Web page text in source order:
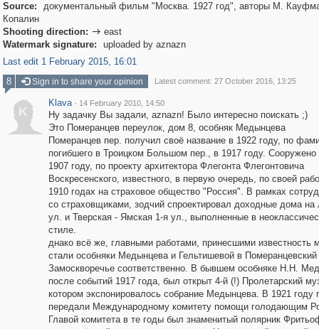
Source:
документальный фильм "Москва. 1927 год", авторы М.
Копалин
Shooting direction:  east
Watermark signature:
uploaded by aznazn
Last edit 1 February 2015, 16:01
8
Sign in to share your opinion Latest comment: 27 October 2016, 13:25
K
Klava · 14 February 2010, 14:50
Ну задачку Вы задали, aznazn! Было интересно поискать ;)
Это Померанцев переулок, дом 8, особняк Медынцева
Померанцев пер. получил своё название в 1922 году, по
погибшего в Троицком Большом пер., в 1917 году. Сооружено
1907 году, по проекту архитектора Флегонта Флегонтовича
Воскресенского, известного, в первую очередь, по своей
1910 годах на страховое общество "Россия". В рамках
со страховщиками, зодчий спроектировал доходные дома на
ул. и Тверская - Ямская 1-я ул., выполненные в
стиле.
днако всё же, главными работами, принесшими известность
стали особняки Медынцева и Гельтишевой в Померанцевский
Замоскворечье соответственно. В бывшем особняке Н.Н.
после событий 1917 года, был открыт 4-й (!) Пролетарский
котором экспонировалось собрание Медынцева. В 1921 году
передали Международному комитету помощи голодающим
Главой комитета в те годы был знаменитый полярник